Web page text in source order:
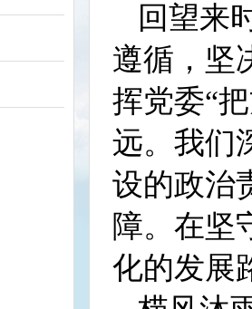
回望来
遵循，坚
挥党委“
远。我们
设的政治
障。在坚
化的发展